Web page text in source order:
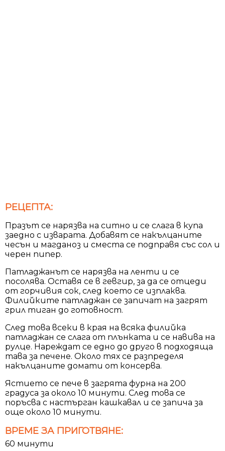
РЕЦЕПТА:
Празът се нарязва на ситно и се слага в купа
заедно с изварата. Добавят се накълцаните
чесън и магданоз и сместа се подправя със сол и
черен пипер.
Патладжанът се нарязва на ленти и се
посолява. Оставя се в гевгир, за да се отцеди
от горчивия сок, след което се изплаква.
Филийките патладжан се запичат на загрят
грил тиган до готовност.
След това всеки в края на всяка филийка
патладжан се слага от плънката и се навива на
рулце. Нареждат се едно до друго в подходяща
тава за печене. Около тях се разпределя
накълцаните домати от консерва.
Ястието се пече в загрята фурна на 200
градуса за около 10 минути. След това се
поръсва с настърган кашкавал и се запича за
още около 10 минути.
ВРЕМЕ ЗА ПРИГОТВЯНЕ:
60 минути